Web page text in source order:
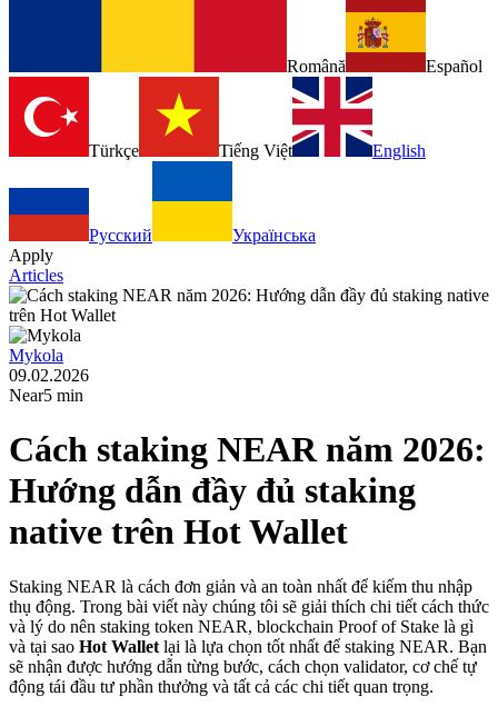
Română Español
Türkçe Tiếng Việt English
Русский
Українська
Apply
Articles
Mykola
09.02.2026
Near5 min
Cách staking NEAR năm 2026:
Hướng dẫn đầy đủ staking
native trên Hot Wallet
Staking NEAR là cách đơn giản và an toàn nhất để kiếm thu nhập
thụ động. Trong bài viết này chúng tôi sẽ giải thích chi tiết cách thức
và lý do nên staking token NEAR, blockchain Proof of Stake là gì
và tại sao Hot Wallet lại là lựa chọn tốt nhất để staking NEAR. Bạn
sẽ nhận được hướng dẫn từng bước, cách chọn validator, cơ chế tự
động tái đầu tư phần thưởng và tất cả các chi tiết quan trọng.